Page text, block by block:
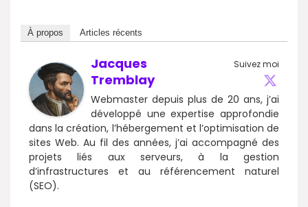
À propos Articles récents
Suivez moi
Jacques
Tremblay
Webmaster depuis plus de 20 ans, j’ai
développé une expertise approfondie
dans la création, l’hébergement et l’optimisation de
sites Web. Au fil des années, j’ai accompagné des
projets liés aux serveurs, à la gestion
d’infrastructures et au référencement naturel
(SEO).